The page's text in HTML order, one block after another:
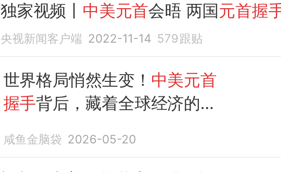
独家视频丨 中美元首会晤 两国元首握
央视新闻客户端 2022-11-14 579跟贴
世界格局悄然生变！ 中美元首
握手背后，藏着全球经济的未
咸鱼金脑袋 2026-05-20